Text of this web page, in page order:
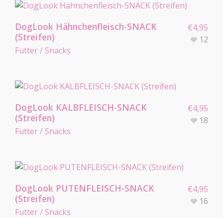
DogLook Hähnchenfleisch-SNACK
(Streifen)
Futter / Snacks
€4,95
12
DogLook KALBFLEISCH-SNACK
(Streifen)
Futter / Snacks
€4,95
18
DogLook PUTENFLEISCH-SNACK
(Streifen)
Futter / Snacks
€4,95
16